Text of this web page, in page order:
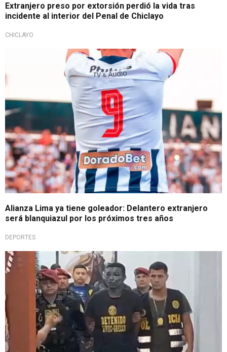
Extranjero preso por extorsión perdió la vida tras
incidente al interior del Penal de Chiclayo
CHICLAYO
Falta ultimar detalles
Alianza Lima ya tiene goleador: Delantero extranjero
será blanquiazul por los próximos tres años
DEPORTES
Investigación en curso